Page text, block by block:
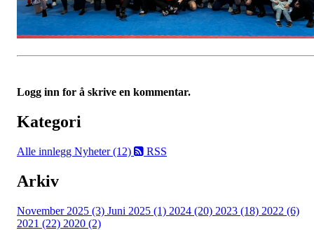
Logg inn for å skrive en kommentar.
Kategori
Alle innlegg Nyheter (12) RSS
Arkiv
November 2025 (3) Juni 2025 (1) 2024 (20) 2023 (18) 2022 (6)
2021 (22) 2020 (2)